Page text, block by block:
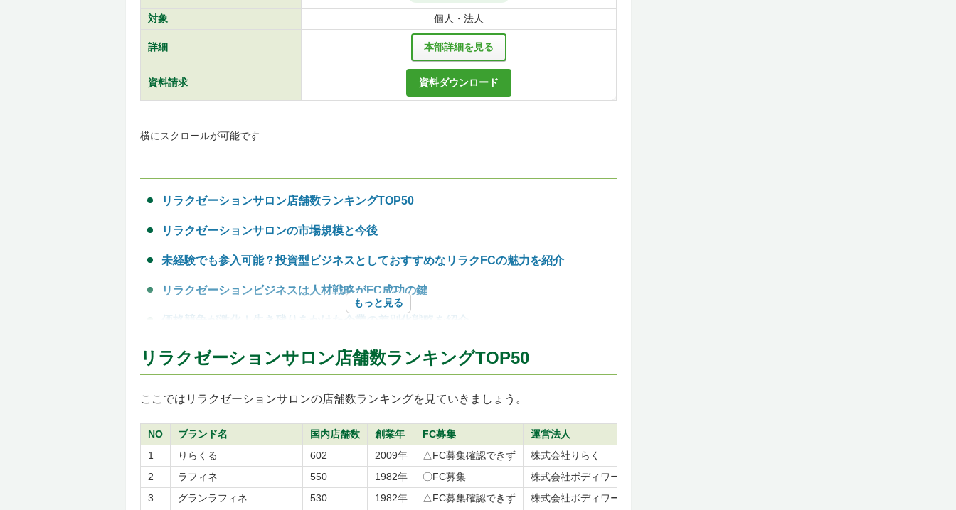
対象 個人・法人
詳細 本部詳細を見る
資料請求 資料ダウンロード
横にスクロールが可能です
リラクゼーションサロン店舗数ランキングTOP50
リラクゼーションサロンの市場規模と今後
未経験でも参入可能？投資型ビジネスとしておすすめなリラクFCの魅力を紹介
リラクゼーションビジネスは人材戦略がFC成功の鍵
価格競争が激化！生き残りをかけた企業の差別化戦略を紹介
リラクFCの加盟先を決める前に見るべきデータ4つ
店舗数
開業資金（初期費用）
4つの項目（店舗数・設立年・開業資金・ロイヤリティ）を表で比較
店舗数×設立年
開業資金×ロイヤリティ
リラクゼーション本部のおすすめを紹介
もっと見る
リラクゼーションサロン店舗数ランキングTOP50
ここではリラクゼーションサロンの店舗数ランキングを見ていきましょう。
NO ブランド名 国内店舗数 創業年 FC募集 運営法人
1
りらくる 602 2009年 △FC募集確認できず 株式会社りらく
2
ラフィネ 550 1982年 〇FC募集 株式会社ボディワーク（ボディワークホールディングスグループ）
3
グランラフィネ 530 1982年 △FC募集確認できず 株式会社ボディワーク